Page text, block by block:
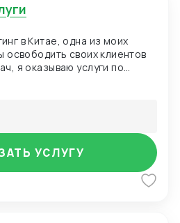
в Китае, одна из моих
освободить своих клиентов
я оказываю услуги по
бизнеса. Знаю,
есть у
и обладаю большим
применения
УСЛУГУ